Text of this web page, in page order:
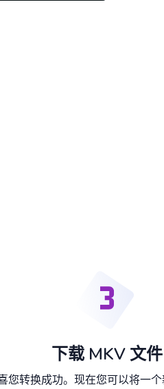
下载 MKV 文件
您转换成功。现在您可以将一